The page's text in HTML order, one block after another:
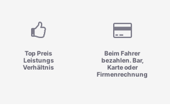
Top Preis
Leistungs
Verhältnis
Beim Fahrer
bezahlen. Bar,
Karte oder
Firmenrechnung